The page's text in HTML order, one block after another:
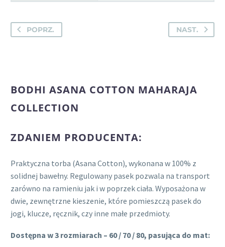
POPRZ. NAST.
BODHI ASANA COTTON MAHARAJA
COLLECTION
ZDANIEM PRODUCENTA:
Praktyczna torba (Asana Cotton), wykonana w 100% z
solidnej bawełny. Regulowany pasek pozwala na transport
zarówno na ramieniu jak i w poprzek ciała. Wyposażona w
dwie, zewnętrzne kieszenie, które pomieszczą pasek do
jogi, klucze, ręcznik, czy inne małe przedmioty.
Dostępna w 3 rozmiarach – 60 / 70 / 80, pasująca do mat: